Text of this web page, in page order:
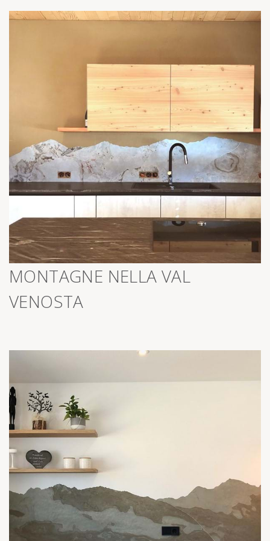
>
MONTAGNE NELLA VAL
VENOSTA